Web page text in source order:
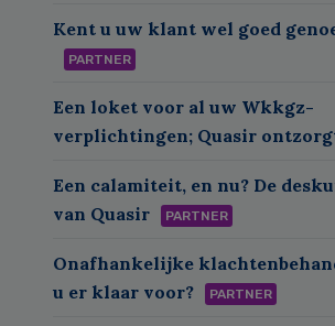
Kent u uw klant wel goed
PARTNER
Een loket voor al uw Wkkgz-
verplichtingen; Quasir
Een calamiteit, en nu? De
van Quasir
PARTNER
Onafhankelijke
u er klaar voor?
PARTNER